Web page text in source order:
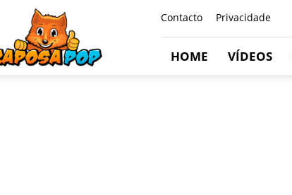
Contacto Privacidade
HOME VÍDEOS